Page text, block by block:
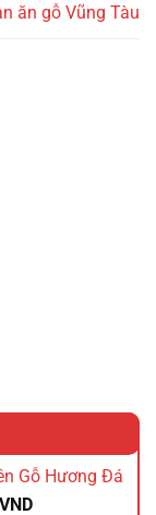
ăn gỗ Vũng Tàu
Gỗ Hương Đá
VNDGiá